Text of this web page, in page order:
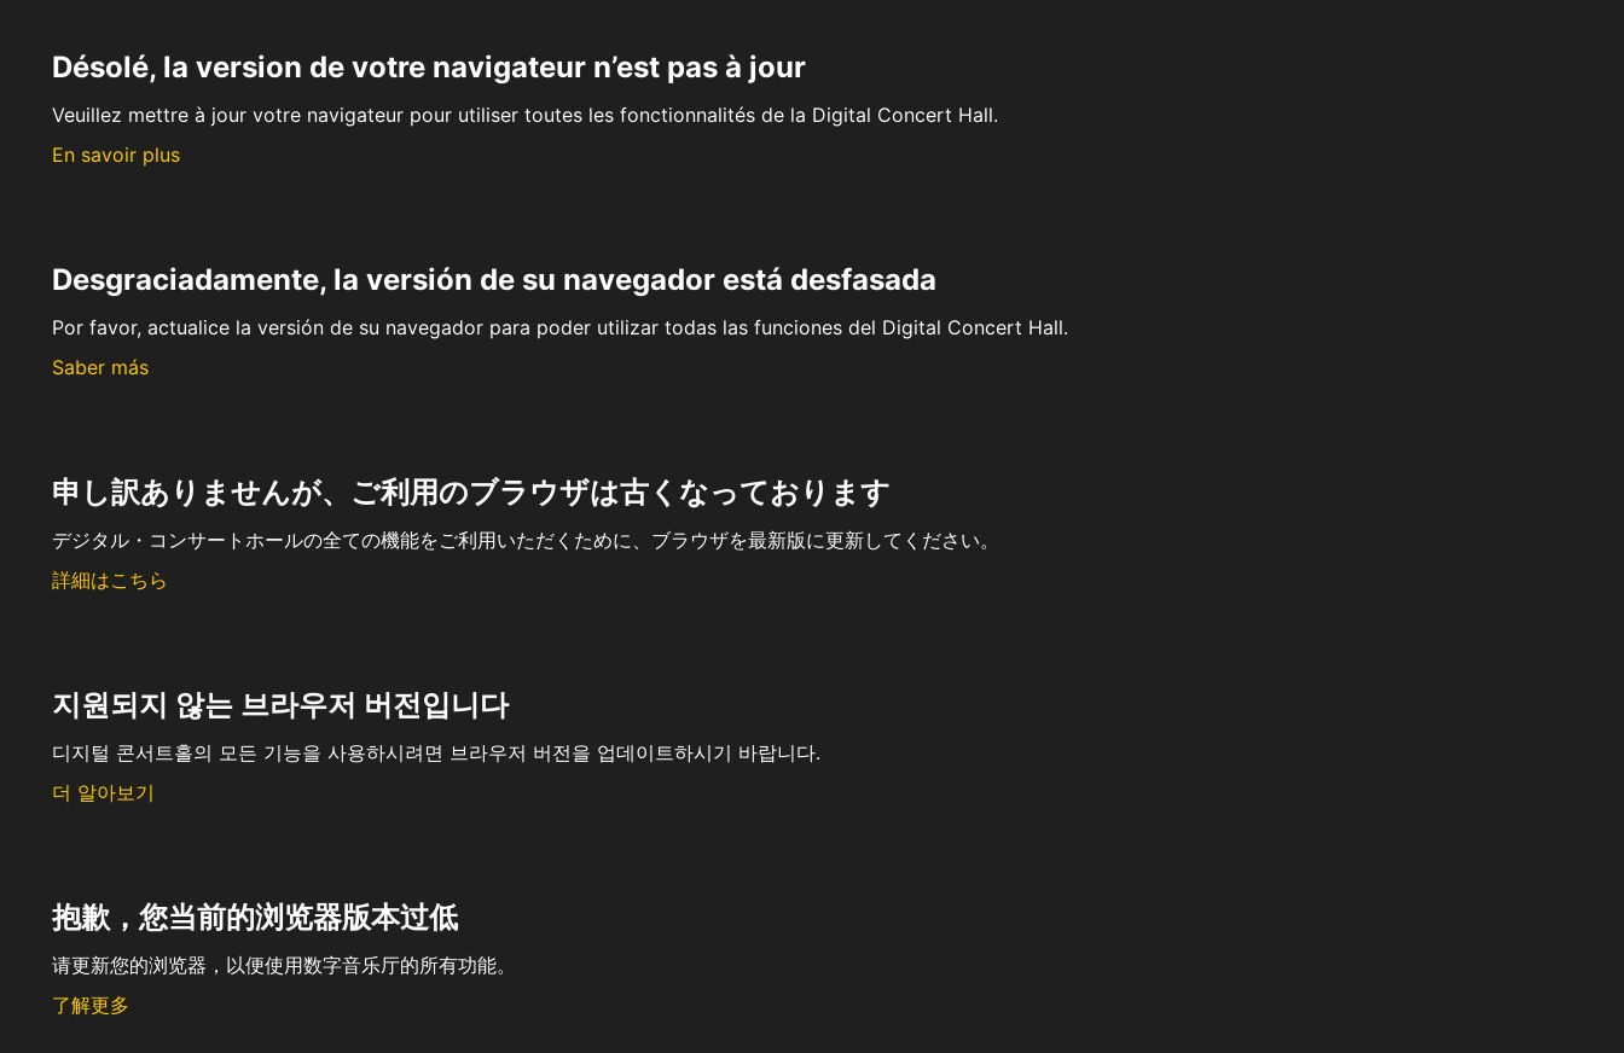
Désolé, la version de votre navigateur n’est pas à jour
Veuillez mettre à jour votre navigateur pour utiliser toutes les fonctionnalités de la Digital Concert Hall.
En savoir plus
Desgraciadamente, la versión de su navegador está desfasada
Por favor, actualice la versión de su navegador para poder utilizar todas las funciones del Digital Concert Hall.
Saber más
申し訳ありませんが、ご利用のブラウザは古くなっております
デジタル・コンサートホールの全ての機能をご利用いただくために、ブラウザを最新版に更新してください。
詳細はこちら
지원되지 않는 브라우저 버전입니다
디지털 콘서트홀의 모든 기능을 사용하시려면 브라우저 버전을 업데이트하시기 바랍니다.
더 알아보기
抱歉，您当前的浏览器版本过低
请更新您的浏览器，以便使用数字音乐厅的所有功能。
了解更多